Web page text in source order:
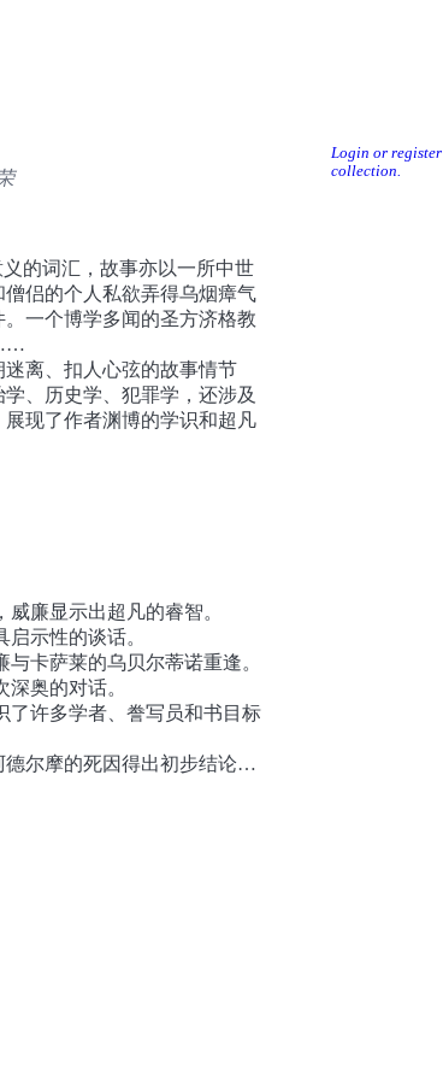
Login or
collection.
的词汇，故事亦以一所中世
侣的个人私欲弄得乌烟瘴气
一个博学多闻的圣方济格教
离、扣人心弦的故事情节
、历史学、犯罪学，还涉及
现了作者渊博的学识和超凡
廉显示出超凡的睿智。
示性的谈话。
卡萨莱的乌贝尔蒂诺重逢。
奥的对话。
了许多学者、誊写员和书目标
尔摩的死因得出初步结论。
快接待，聆听豪尔赫忧愤的
伦加吐露了一些内情，阿德索
历山德里亚的埃马洛影射了